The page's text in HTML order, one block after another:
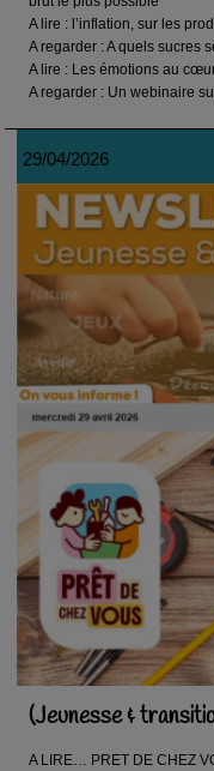
A lire : l’inflation, sur les
A regarder : A quels sucres
A lire : Les émotions au
A regarder : Un webinaire
29/04/2026
(Jeunesse &
A LIRE… PRET DE CHEZ